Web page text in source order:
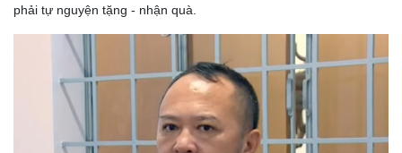
phải tự nguyện tặng - nhận quà.